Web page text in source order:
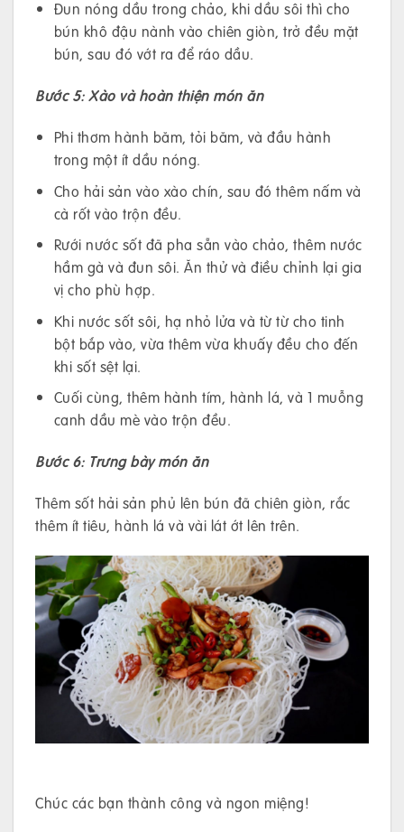
Đun nóng dầu trong chảo, khi dầu sôi thì cho
bún khô đậu nành vào chiên giòn, trở đều mặt
bún, sau đó vớt ra để ráo dầu.
Bước 5: Xào và hoàn thiện món ăn
Phi thơm hành băm, tỏi băm, và đầu hành
trong một ít dầu nóng.
Cho hải sản vào xào chín, sau đó thêm nấm và
cà rốt vào trộn đều.
Rưới nước sốt đã pha sẵn vào chảo, thêm nước
hầm gà và đun sôi. Ăn thử và điều chỉnh lại gia
vị cho phù hợp.
Khi nước sốt sôi, hạ nhỏ lửa và từ từ cho tinh
bột bắp vào, vừa thêm vừa khuấy đều cho đến
khi sốt sệt lại.
Cuối cùng, thêm hành tím, hành lá, và 1 muỗng
canh dầu mè vào trộn đều.
Bước 6: Trưng bày món ăn
Thêm sốt hải sản phủ lên bún đã chiên giòn, rắc
thêm ít tiêu, hành lá và vài lát ớt lên trên.
Chúc các bạn thành công và ngon miệng!